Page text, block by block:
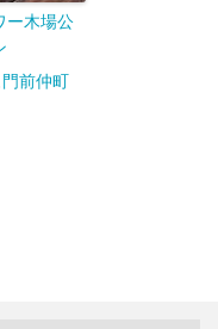
ー木場公
門前仲町